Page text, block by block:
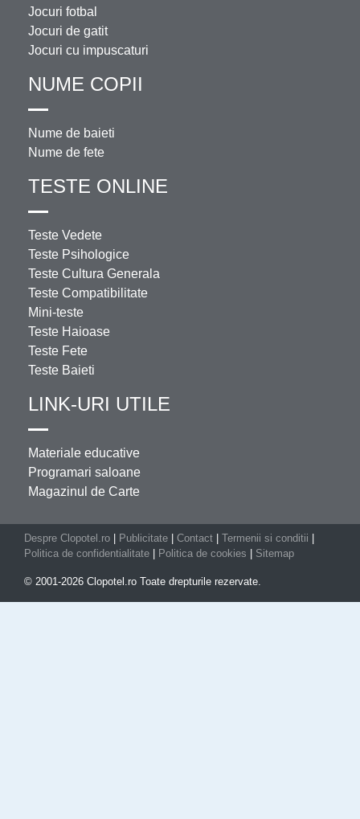
Jocuri fotbal
Jocuri de gatit
Jocuri cu impuscaturi
NUME COPII
Nume de baieti
Nume de fete
TESTE ONLINE
Teste Vedete
Teste Psihologice
Teste Cultura Generala
Teste Compatibilitate
Mini-teste
Teste Haioase
Teste Fete
Teste Baieti
LINK-URI UTILE
Materiale educative
Programari saloane
Magazinul de Carte
Despre Clopotel.ro Publicitate Contact Termenii si conditii
Politica de confidentialitate
Politica de cookies Sitemap
© 2001-2026 Clopotel.ro Toate drepturile rezervate.